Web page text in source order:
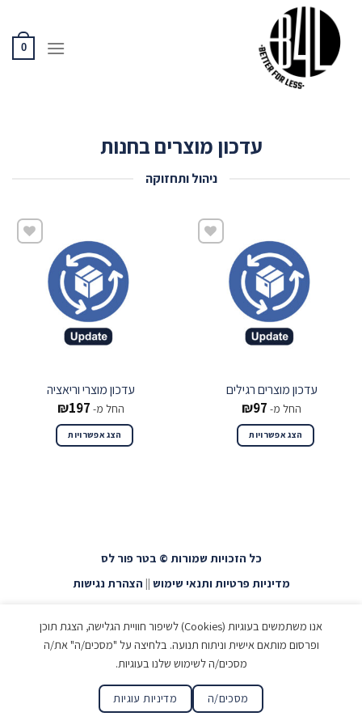
content
0
עדכון מוצרים בחנות
ניהול ותחזוקה
עדכון מוצרים רגילים
החל מ- ₪97
הצג אפשרויות
עדכון מוצרי וריאציה
החל מ- ₪197
הצג אפשרויות
כל הזכויות שמורות © בטר פור לס
מדיניות פרטיות ותנאי שימוש || הצהרת נגישות
אנו משתמשים בעוגיות (Cookies) לשיפור חוויית הגלישה, הצגת תוכן
ופרסום מותאם אישית וניתוח תנועה. בלחיצה על "מסכים/ה" את/ה
מסכים/ה לשימוש שלנו בעוגיות.
מדיניות עוגיות מסכים/ה